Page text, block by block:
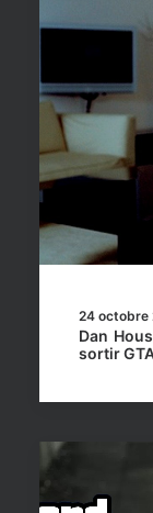
24 octobre
Dan
sortir